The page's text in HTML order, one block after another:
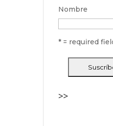
Nombre
* = required
>>